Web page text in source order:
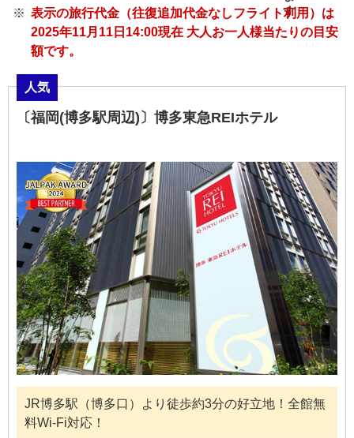
表示の旅行代金（往復追加代金なしフライト利用）は
2025年11月11日14:00現在 大人お一人様当たりの目安
額です。
人気
〔福岡(博多駅周辺)〕博多東急REIホテル
JR博多駅（博多口）より徒歩約3分の好立地！全館無
料Wi-Fi対応！